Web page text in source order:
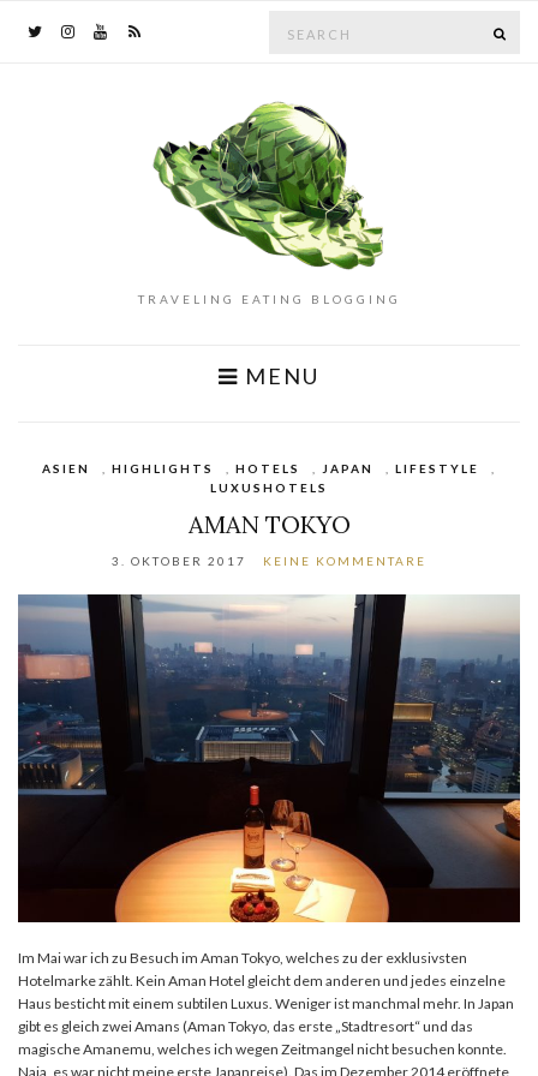
for:
TRAVELING EATING BLOGGING
MENU
ASIEN HIGHLIGHTS HOTELS JAPAN LIFESTYLE
LUXUSHOTELS
AMAN TOKYO
3. OKTOBER 2017 KEINE KOMMENTARE
Im Mai war ich zu Besuch im Aman Tokyo, welches zu der exklusivsten
Hotelmarke zählt. Kein Aman Hotel gleicht dem anderen und jedes einzelne
Haus besticht mit einem subtilen Luxus. Weniger ist manchmal mehr. In Japan
gibt es gleich zwei Amans (Aman Tokyo, das erste „Stadtresort“ und das
magische Amanemu, welches ich wegen Zeitmangel nicht besuchen konnte.
Naja, es war nicht meine erste Japanreise). Das im Dezember 2014 eröffnete